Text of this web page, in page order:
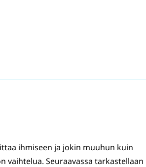
ihmiseen ja jokin muuhun kuin
vaihtelua. Seuraavassa tarkastellaan